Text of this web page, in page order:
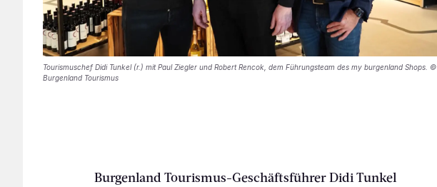
Tourismuschef Didi Tunkel (r.) mit Paul Ziegler und Robert Rencok, dem Führungsteam des my burgenland Shops. ©
Burgenland Tourismus
Burgenland Tourismus-Geschäftsführer Didi Tunkel